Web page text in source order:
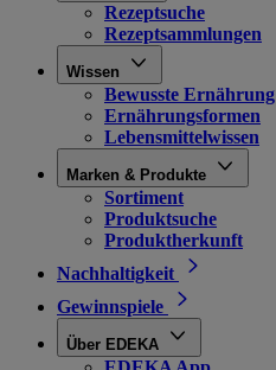
Rezeptsuche
Rezeptsammlungen
Wissen
Bewusste Ernährung
Ernährungsformen
Lebensmittelwissen
Marken & Produkte
Sortiment
Produktsuche
Produktherkunft
Nachhaltigkeit
Gewinnspiele
Über EDEKA